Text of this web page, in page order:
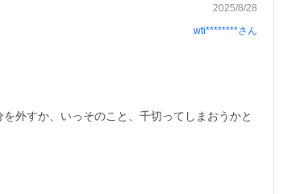
2025/8/28
wti********さん
外すか、いっそのこと、千切ってしまおうかと